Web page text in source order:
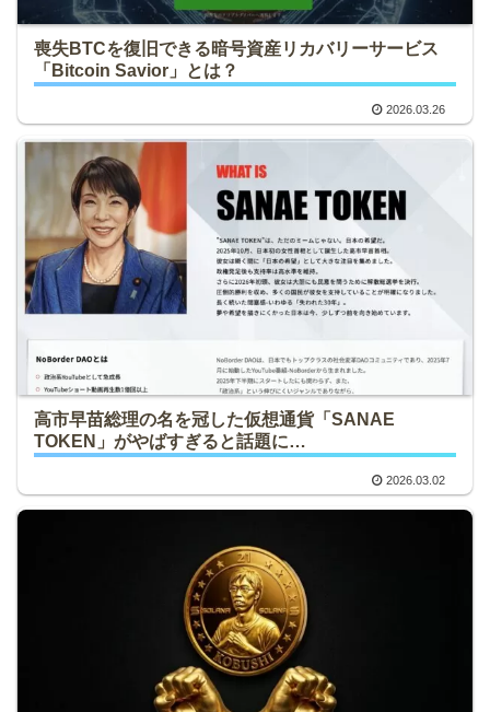
喪失BTCを復旧できる暗号資産リカバリーサービス
「Bitcoin Savior」とは？
2026.03.26
高市早苗総理の名を冠した仮想通貨「SANAE
TOKEN」がやばすぎると話題に…
2026.03.02